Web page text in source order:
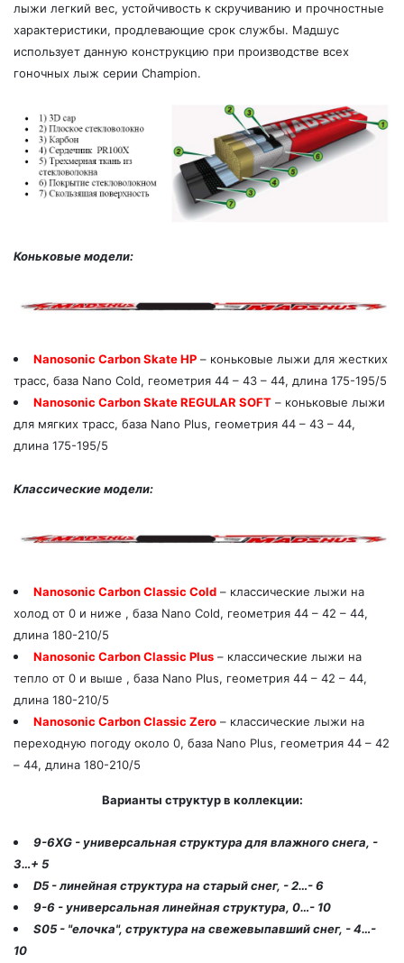
лыжи легкий вес, устойчивость к скручиванию и прочностные
характеристики, продлевающие срок службы. Мадшус
использует данную конструкцию при производстве всех
гоночных лыж серии Champion.
Коньковые модели:
Nanosonic Carbon Skate HP – коньковые лыжи для жестких
трасс, база Nano Cold, геометрия 44 – 43 – 44, длина 175-195/5
Nanosonic Carbon Skate REGULAR SOFT – коньковые лыжи
для мягких трасс, база Nano Plus, геометрия 44 – 43 – 44,
длина 175-195/5
Классические модели:
Nanosonic Carbon Classic Cold – классические лыжи на
холод от 0 и ниже , база Nano Cold, геометрия 44 – 42 – 44,
длина 180-210/5
Nanosonic Carbon Classic Plus – классические лыжи на
тепло от 0 и выше , база Nano Plus, геометрия 44 – 42 – 44,
длина 180-210/5
Nanosonic Carbon Classic Zero – классические лыжи на
переходную погоду около 0, база Nano Plus, геометрия 44 – 42
– 44, длина 180-210/5
Варианты структур в коллекции:
9-6XG - универсальная структура для влажного снега, -
3…+ 5
D5 - линейная структура на старый снег, - 2…- 6
9-6 - универсальная линейная структура, 0…- 10
S05 - "елочка", структура на свежевыпавший снег, - 4…-
10